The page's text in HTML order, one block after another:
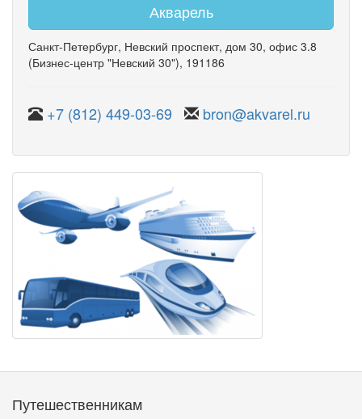
Акварель
Санкт-Петербург, Невский проспект, дом 30, офис 3.8
(Бизнес-центр "Невский 30"), 191186
+7 (812) 449-03-69 bron@akvarel.ru
Путешественникам